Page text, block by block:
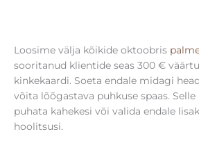
Loosime välja kõikide oktoobris
sooritanud klientide seas 300 €
kinkekaardi. Soeta endale midagi
võita lõõgastava puhkuse spaas.
puhata kahekesi või valida endale
hoolitsusi.